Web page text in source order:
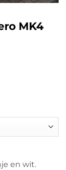
MK4
en wit.